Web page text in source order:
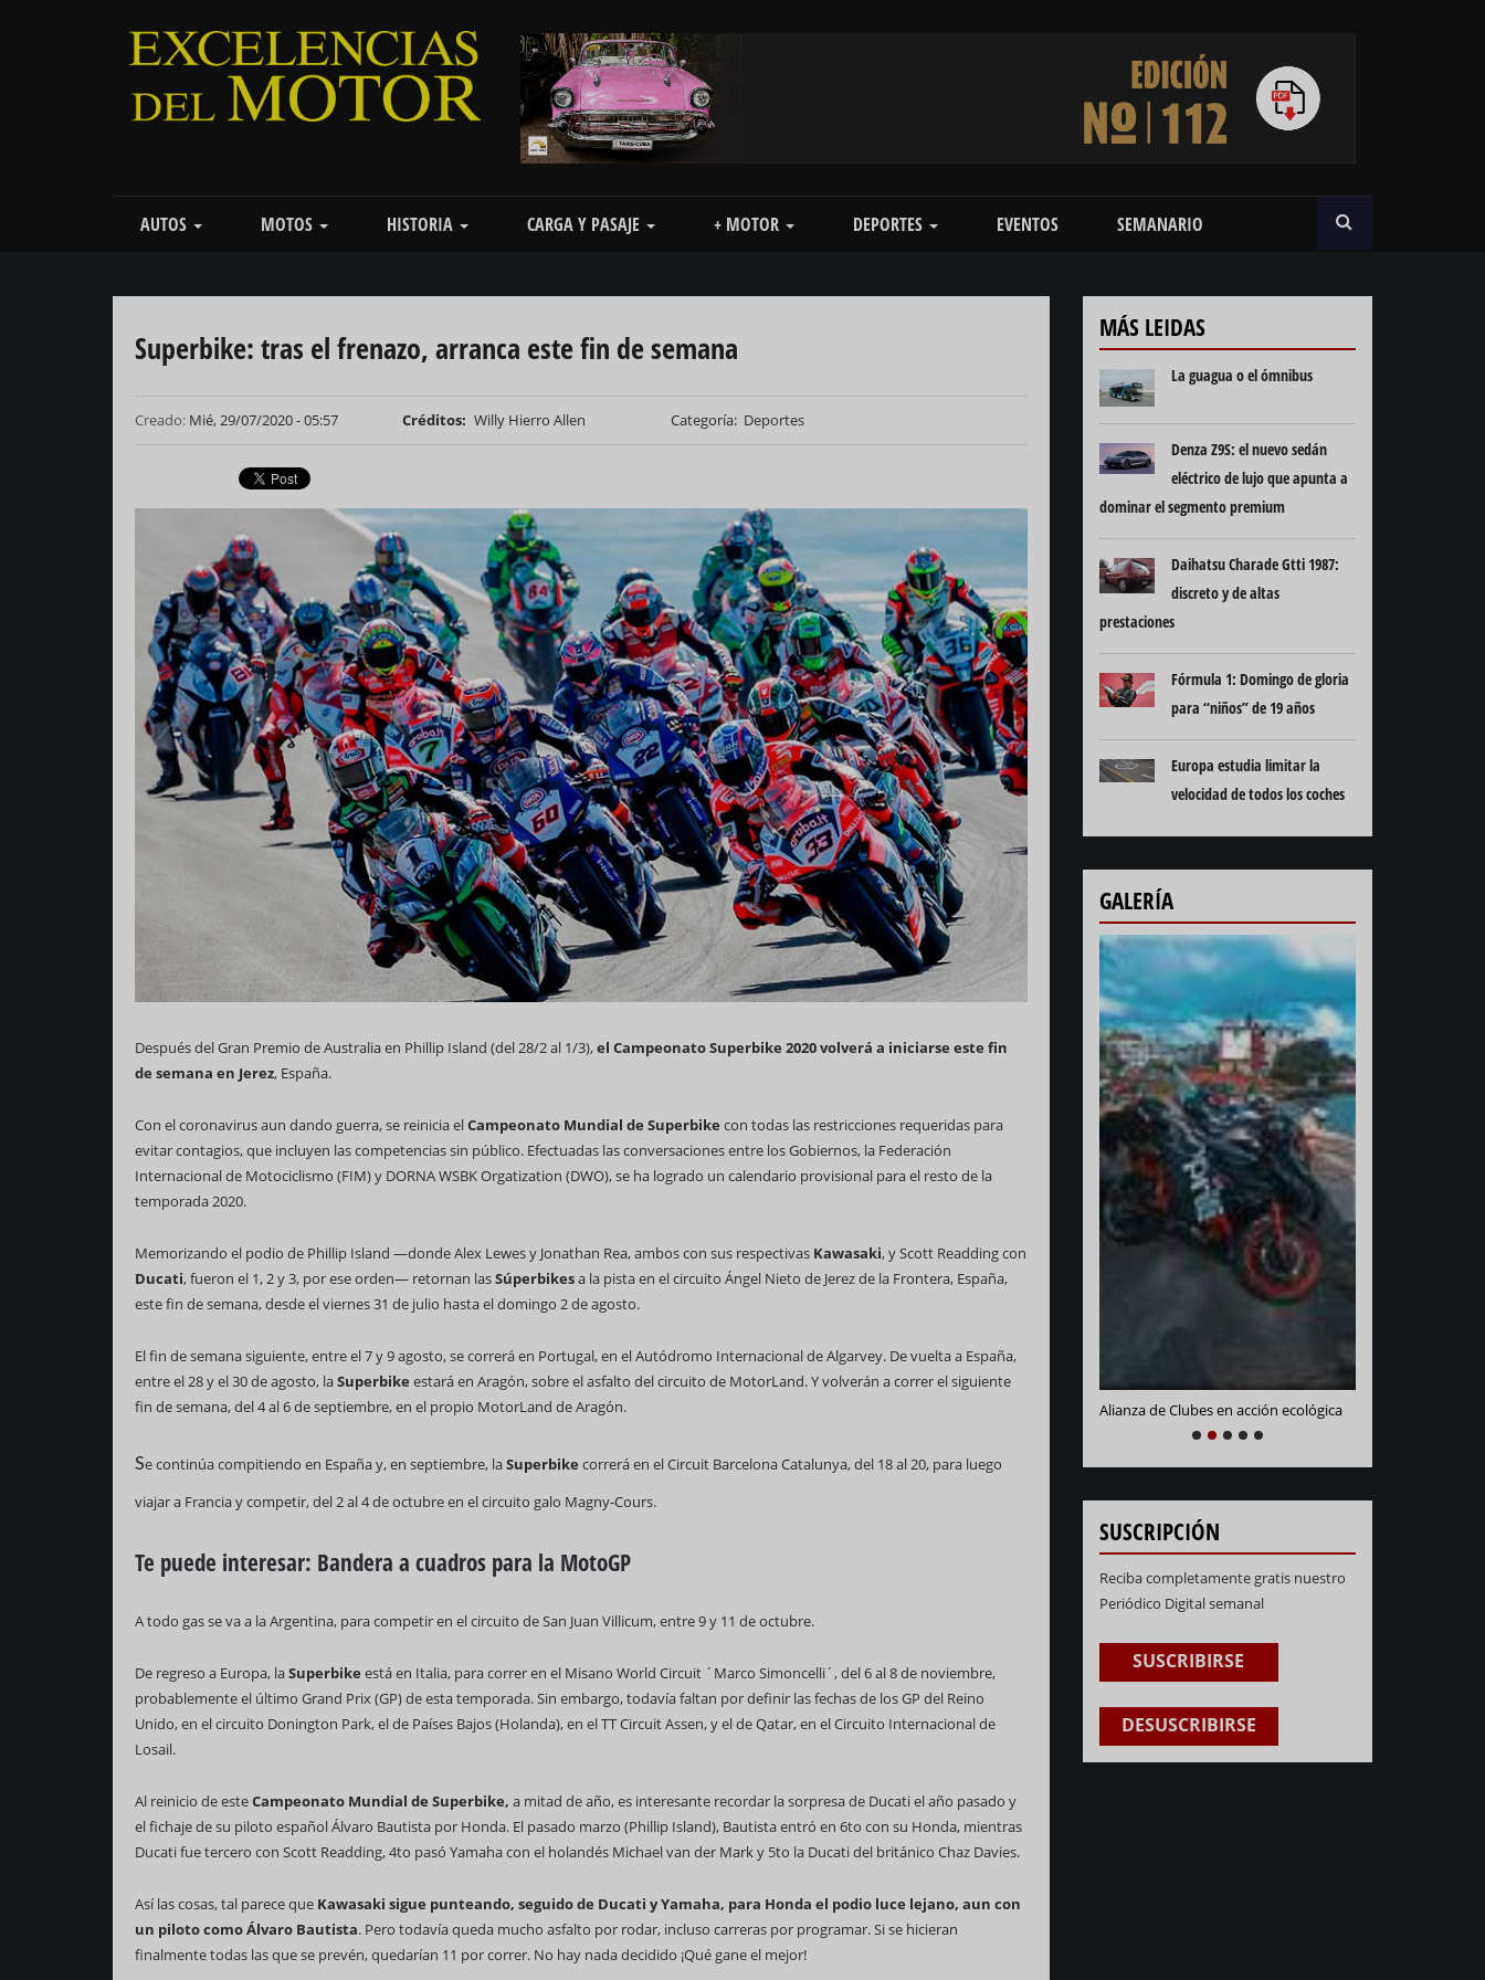
Main
navigation
AUTOS MOTOS HISTORIA CARGA Y PASAJE + MOTOR DEPORTES EVENTOS SEMANARIO
Superbike: tras el frenazo, arranca este fin de semana
Creado: Mié, 29/07/2020 - 05:57 Créditos Willy Hierro Allen Categoría Deportes
Después del Gran Premio de Australia en Phillip Island (del 28/2 al 1/3),el Campeonato Superbike 2020 volverá a iniciarse este fin
de semana en Jerez, España.
Con el coronavirus aun dando guerra, se reinicia elCampeonato Mundial de Superbike con todas las restricciones requeridas para
evitar contagios, que incluyen las competencias sin público. Efectuadas las conversaciones entre los Gobiernos, la Federación
Internacional de Motociclismo (FIM) y DORNA WSBK Orgatization (DWO), se ha logrado un calendario provisional para el resto de la
temporada 2020.
Memorizando el podio de Phillip Island —donde Alex Lewes y Jonathan Rea, ambos con sus respectivas Kawasaki, y Scott Readding con
Ducati, fueron el 1, 2 y 3, por ese orden— retornan lasSúperbikesa la pista en el circuito Ángel Nieto de Jerez de la Frontera, España,
este fin de semana, desde el viernes 31 de julio hasta el domingo 2 de agosto.
El fin de semana siguiente, entre el 7 y 9 agosto, se correrá en Portugal, en el Autódromo Internacional de Algarvey. De vuelta a España,
entre el 28 y el 30 de agosto, laSuperbike estará en Aragón, sobre el asfalto del circuito de MotorLand. Y volverán a correr el siguiente
fin de semana, del 4 al 6 de septiembre, en el propio MotorLand de Aragón.
Se continúa compitiendo en España y, en septiembre, laSuperbike correrá en el Circuit Barcelona Catalunya, del 18 al 20, para luego
viajar a Francia y competir, del 2 al 4 de octubre en el circuito galo Magny-Cours.
Te puede interesar: Bandera a cuadros para la MotoGP
A todo gas se va a la Argentina, para competir en el circuito de San Juan Villicum, entre 9 y 11 de octubre.
De regreso a Europa, laSuperbike está en Italia, para correr en el Misano World Circuit ´Marco Simoncelli´, del 6 al 8 de noviembre,
probablemente el último Grand Prix (GP) de esta temporada. Sin embargo, todavía faltan por definir las fechas de los GP del Reino
Unido, en el circuito Donington Park, el de Países Bajos (Holanda), en el TT Circuit Assen, y el de Qatar, en el Circuito Internacional de
Losail.
Al reinicio de esteCampeonato Mundial de Superbike, a mitad de año, es interesante recordar la sorpresa de Ducati el año pasado y
el fichaje de su piloto español Álvaro Bautista por Honda. El pasado marzo (Phillip Island), Bautista entró en 6to con su Honda, mientras
Ducati fue tercero con Scott Readding, 4to pasó Yamaha con el holandés Michael van der Mark y 5to la Ducati del británico Chaz Davies.
Así las cosas, tal parece que Kawasaki sigue punteando, seguido de Ducati y Yamaha, para Honda el podio luce lejano, aun con
un piloto como Álvaro Bautista. Pero todavía queda mucho asfalto por rodar, incluso carreras por programar. Si se hicieran
finalmente todas las que se prevén, quedarían 11 por correr. No hay nada decidido ¡Qué gane el mejor!
MÁS LEIDAS
La guagua o el ómnibus
Denza Z9S: el nuevo sedán
eléctrico de lujo que apunta a
dominar el segmento premium
Daihatsu Charade Gtti 1987:
discreto y de altas
prestaciones
Fórmula 1: Domingo de gloria
para “niños” de 19 años
Europa estudia limitar la
velocidad de todos los coches
GALERÍA
69 Campeonato Mundial WCC
Alianza de Clubes en acción ecológica
PREVIOUS
SUSCRIPCIÓN
Reciba completamente gratis nuestro
Periódico Digital semanal
SUSCRIBIRSE
DESUSCRIBIRSE